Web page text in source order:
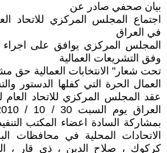
بيان صحفي صادر عن
اجتماع المجلس المركزي للاتحاد
في العراق
المجلس المركزي يوافق على اجراء
وفق التشريعات العمالية
تحت شعار" الانتخابات العمالية حق
العمال الحرة التي كفلها الدستور
عقد المجلس المركزي للاتحاد العام
بمشاركة السادة اعضاء المكتب
الاتحادات المحلية في محافظات
كركوك ، صلاح الدين ، ذي قار ،